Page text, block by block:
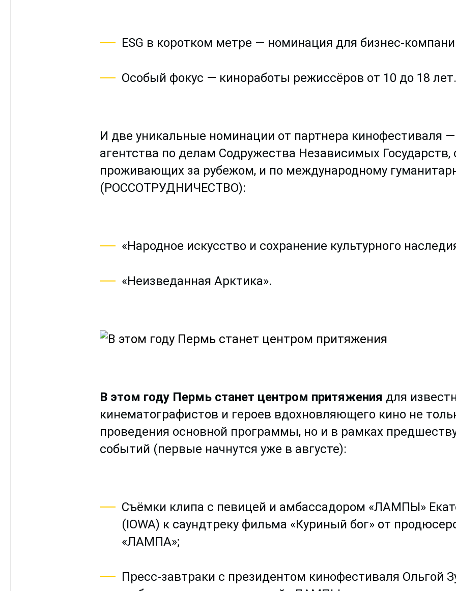
ESG в коротком метре — номинация для бизнес-
Особый фокус — киноработы режиссёров от 10 до 18 лет.
И две уникальные номинации от партнера кинофестиваля
агентства по делам Содружества Независимых Государств,
проживающих за рубежом, и по международному
(РОССОТРУДНИЧЕСТВО):
«Народное искусство и сохранение культурного
«Неизведанная Арктика».
В этом году Пермь станет центром притяжения для
кинематографистов и героев вдохновляющего кино не
проведения основной программы, но и в рамках
событий (первые начнутся уже в августе):
Съёмки клипа с певицей и амбассадором «ЛАМПЫ»
(IOWA) к саундтреку фильма «Куриный бог» от
«ЛАМПА»;
Пресс-завтраки с президентом кинофестиваля Ольгой